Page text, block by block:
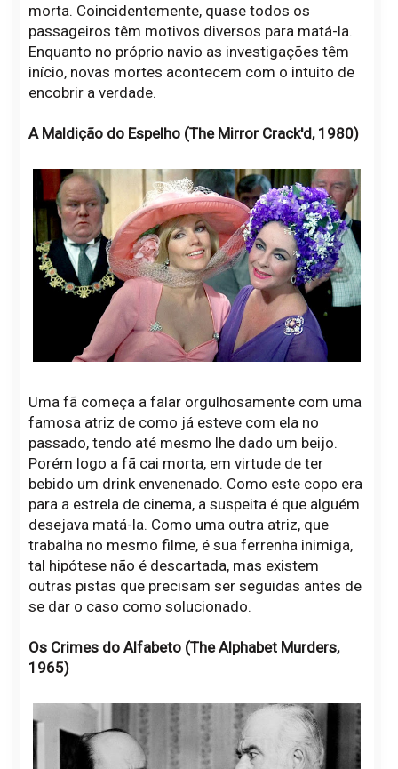
morta. Coincidentemente, quase todos os
passageiros têm motivos diversos para matá-la.
Enquanto no próprio navio as investigações têm
início, novas mortes acontecem com o intuito de
encobrir a verdade.
A Maldição do Espelho (The Mirror Crack'd, 1980)
Uma fã começa a falar orgulhosamente com uma
famosa atriz de como já esteve com ela no
passado, tendo até mesmo lhe dado um beijo.
Porém logo a fã cai morta, em virtude de ter
bebido um drink envenenado. Como este copo era
para a estrela de cinema, a suspeita é que alguém
desejava matá-la. Como uma outra atriz, que
trabalha no mesmo filme, é sua ferrenha inimiga,
tal hipótese não é descartada, mas existem
outras pistas que precisam ser seguidas antes de
se dar o caso como solucionado.
Os Crimes do Alfabeto (The Alphabet Murders,
1965)